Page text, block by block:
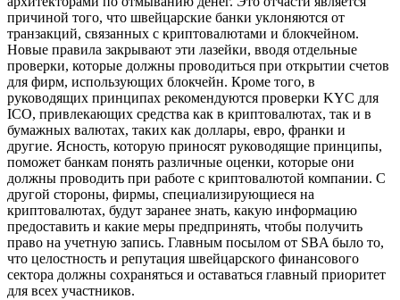
причиной того, что швейцарские банки уклоняются от
транзакций, связанных с криптовалютами и блокчейном.
Новые правила закрывают эти лазейки, вводя отдельные
проверки, которые должны проводиться при открытии счетов
для фирм, использующих блокчейн. Кроме того, в
руководящих принципах рекомендуются проверки KYC для
ICO, привлекающих средства как в криптовалютах, так и в
бумажных валютах, таких как доллары, евро, франки и
другие. Ясность, которую приносят руководящие принципы,
поможет банкам понять различные оценки, которые они
должны проводить при работе с криптовалютой компании. С
другой стороны, фирмы, специализирующиеся на
криптовалютах, будут заранее знать, какую информацию
предоставить и какие меры предпринять, чтобы получить
право на учетную запись. Главным посылом от SBA было то,
что целостность и репутация швейцарского финансового
сектора должны сохраняться и оставаться главный приоритет
для всех участников.